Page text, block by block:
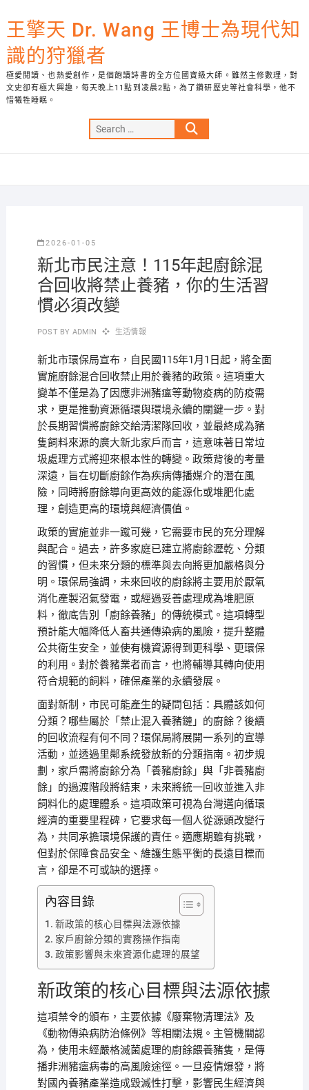
to
content
王擎天 Dr. Wang 王博士為現代知
識的狩獵者
極愛閱讀、也熱愛創作，是個飽讀詩書的全方位國寶級大師。雖然主修數理，對
文史卻有極大興趣，每天晚上11點到凌晨2點，為了鑽研歷史等社會科學，他不
惜犧牲睡眠。
Search
…
2026-01-05
新北市民注意！115年起廚餘混
合回收將禁止養豬，你的生活習
慣必須改變
POST BY ADMIN 生活情報
新北市環保局宣布，自民國115年1月1日起，將全面
實施廚餘混合回收禁止用於養豬的政策。這項重大
變革不僅是為了因應非洲豬瘟等動物疫病的防疫需
求，更是推動資源循環與環境永續的關鍵一步。對
於長期習慣將廚餘交給清潔隊回收，並最終成為豬
隻飼料來源的廣大新北家戶而言，這意味著日常垃
圾處理方式將迎來根本性的轉變。政策背後的考量
深遠，旨在切斷廚餘作為疾病傳播媒介的潛在風
險，同時將廚餘導向更高效的能源化或堆肥化處
理，創造更高的環境與經濟價值。
政策的實施並非一蹴可幾，它需要市民的充分理解
與配合。過去，許多家庭已建立將廚餘瀝乾、分類
的習慣，但未來分類的標準與去向將更加嚴格與分
明。環保局強調，未來回收的廚餘將主要用於厭氧
消化產製沼氣發電，或經過妥善處理成為堆肥原
料，徹底告別「廚餘養豬」的傳統模式。這項轉型
預計能大幅降低人畜共通傳染病的風險，提升整體
公共衛生安全，並使有機資源得到更科學、更環保
的利用。對於養豬業者而言，也將輔導其轉向使用
符合規範的飼料，確保產業的永續發展。
面對新制，市民可能產生的疑問包括：具體該如何
分類？哪些屬於「禁止混入養豬鏈」的廚餘？後續
的回收流程有何不同？環保局將展開一系列的宣導
活動，並透過里鄰系統發放新的分類指南。初步規
劃，家戶需將廚餘分為「養豬廚餘」與「非養豬廚
餘」的過渡階段將結束，未來將統一回收並進入非
飼料化的處理體系。這項政策可視為台灣邁向循環
經濟的重要里程碑，它要求每一個人從源頭改變行
為，共同承擔環境保護的責任。適應期雖有挑戰，
但對於保障食品安全、維護生態平衡的長遠目標而
言，卻是不可或缺的選擇。
內容目錄
新政策的核心目標與法源依據
家戶廚餘分類的實務操作指南
政策影響與未來資源化處理的展望
新政策的核心目標與法源依據
這項禁令的頒布，主要依據《廢棄物清理法》及
《動物傳染病防治條例》等相關法規。主管機關認
為，使用未經嚴格滅菌處理的廚餘餵養豬隻，是傳
播非洲豬瘟病毒的高風險途徑。一旦疫情爆發，將
對國內養豬產業造成毀滅性打擊，影響民生經濟與